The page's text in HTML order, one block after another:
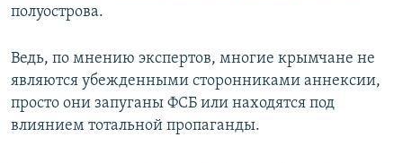
полуострова.
Ведь, по мнению экспертов, многие крымчане не
являются убежденными сторонниками аннексии,
просто они запуганы ФСБ или находятся под
влиянием тотальной пропаганды.